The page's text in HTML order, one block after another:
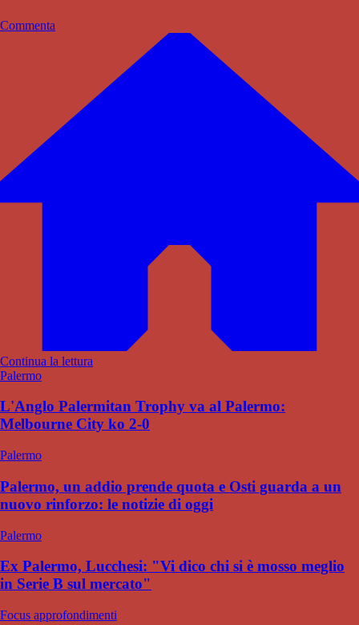
Commenta
Continua la lettura
Palermo
L'Anglo Palermitan Trophy va al Palermo:
Melbourne City ko 2-0
Palermo
Palermo, un addio prende quota e Osti guarda a un
nuovo rinforzo: le notizie di oggi
Palermo
Ex Palermo, Lucchesi: "Vi dico chi si è mosso meglio
in Serie B sul mercato"
Focus approfondimenti